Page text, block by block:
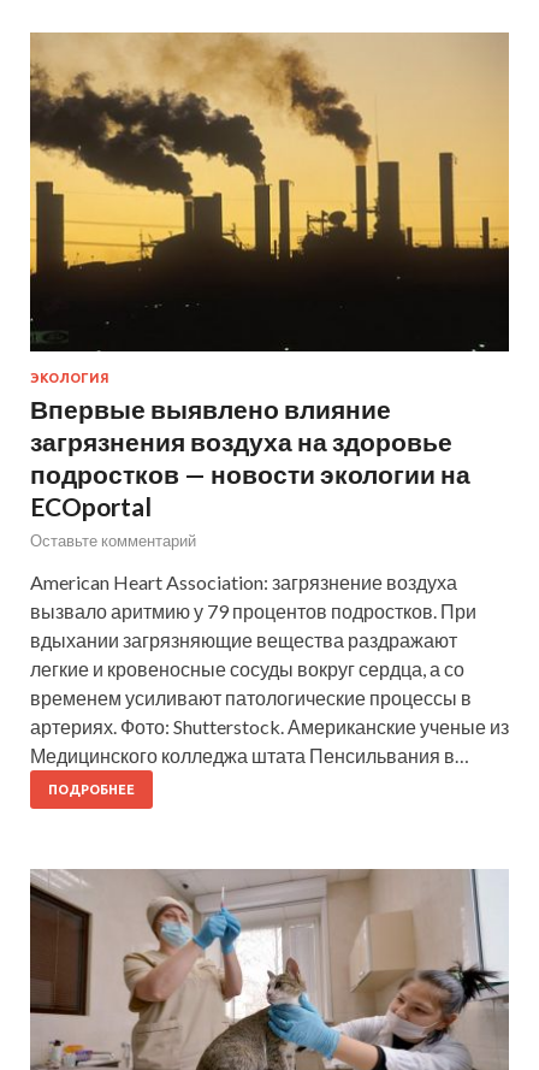
ЭКОЛОГИЯ
Впервые выявлено влияние
загрязнения воздуха на здоровье
подростков — новости экологии на
ECOportal
Оставьте комментарий
American Heart Association: загрязнение воздуха
вызвало аритмию у 79 процентов подростков. При
вдыхании загрязняющие вещества раздражают
легкие и кровеносные сосуды вокруг сердца, а со
временем усиливают патологические процессы в
артериях. Фото: Shutterstock. Американские ученые из
Медицинского колледжа штата Пенсильвания в…
ПОДРОБНЕЕ